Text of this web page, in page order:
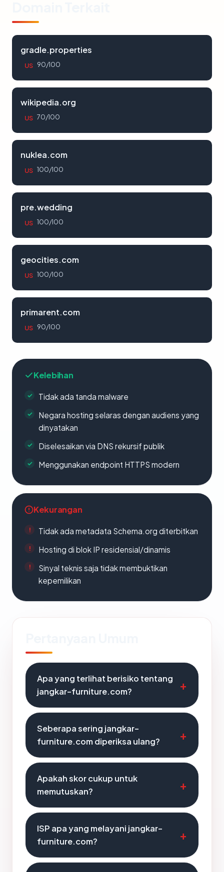
gradle.properties
US 90/100
wikipedia.org
US 70/100
nuklea.com
US 100/100
pre.wedding
US 100/100
geocities.com
US 100/100
primarent.com
US 90/100
Kelebihan
Tidak ada tanda malware
Negara hosting selaras dengan audiens yang
dinyatakan
Diselesaikan via DNS rekursif publik
Menggunakan endpoint HTTPS modern
Kekurangan
Tidak ada metadata Schema.org diterbitkan
Hosting di blok IP residensial/dinamis
Sinyal teknis saja tidak membuktikan
kepemilikan
Apa yang terlihat berisiko tentang
jangkar-furniture.com?
Seberapa sering jangkar-
furniture.com diperiksa ulang?
Apakah skor cukup untuk
memutuskan?
ISP apa yang melayani jangkar-
furniture.com?